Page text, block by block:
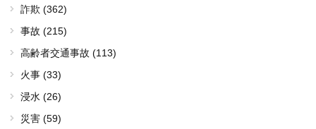
詐欺 (362)
事故 (215)
高齢者交通事故 (113)
火事 (33)
浸水 (26)
災害 (59)